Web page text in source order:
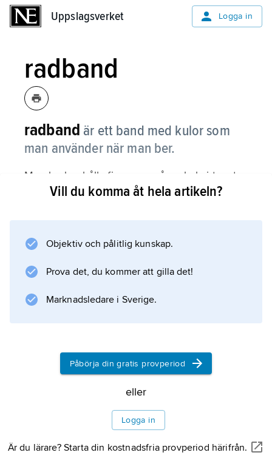
Uppslagsverket Logga in
radband
radband är ett band med kulor som
man använder när man ber.
Man brukar hålla fingrarna på en kula i taget
och tänka på en viss del av en bön eller något
Information om artikeln
Vill du komma åt hela artikeln?
Objektiv och pålitlig kunskap.
Prova det, du kommer att gilla det!
Marknadsledare i Sverige.
Påbörja din gratis provperiod
eller
Logga in
Är du lärare? Starta din kostnadsfria provperiod härifrån.